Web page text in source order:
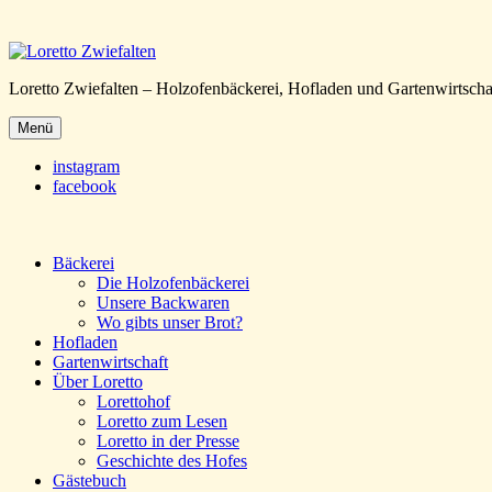
Loretto Zwiefalten – Holzofenbäckerei, Hofladen und
Menü
instagram
facebook
Bäckerei
Die Holzofenbäckerei
Unsere Backwaren
Wo gibts unser Brot?
Hofladen
Gartenwirtschaft
Über Loretto
Lorettohof
Loretto zum Lesen
Loretto in der Presse
Geschichte des Hofes
Gästebuch